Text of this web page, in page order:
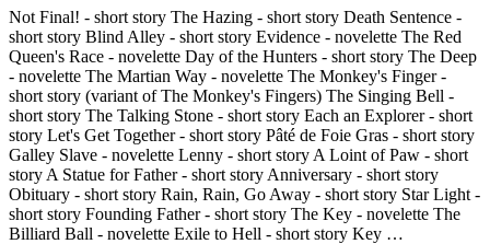
Not Final! - short story The Hazing - short story Death Sentence -
short story Blind Alley - short story Evidence - novelette The Red
Queen's Race - novelette Day of the Hunters - short story The Deep
- novelette The Martian Way - novelette The Monkey's Finger -
short story (variant of The Monkey's Fingers) The Singing Bell -
short story The Talking Stone - short story Each an Explorer - short
story Let's Get Together - short story Pâté de Foie Gras - short story
Galley Slave - novelette Lenny - short story A Loint of Paw - short
story A Statue for Father - short story Anniversary - short story
Obituary - short story Rain, Rain, Go Away - short story Star Light -
short story Founding Father - short story The Key - novelette The
Billiard Ball - novelette Exile to Hell - short story Key …